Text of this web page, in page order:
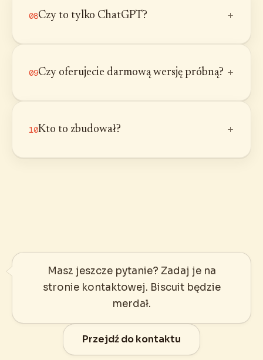
08Czy to tylko ChatGPT? +
09Czy oferujecie darmową wersję próbną? +
10Kto to zbudował? +
Masz jeszcze pytanie? Zadaj je na
stronie kontaktowej. Biscuit będzie
merdał.
Przejdź do kontaktu